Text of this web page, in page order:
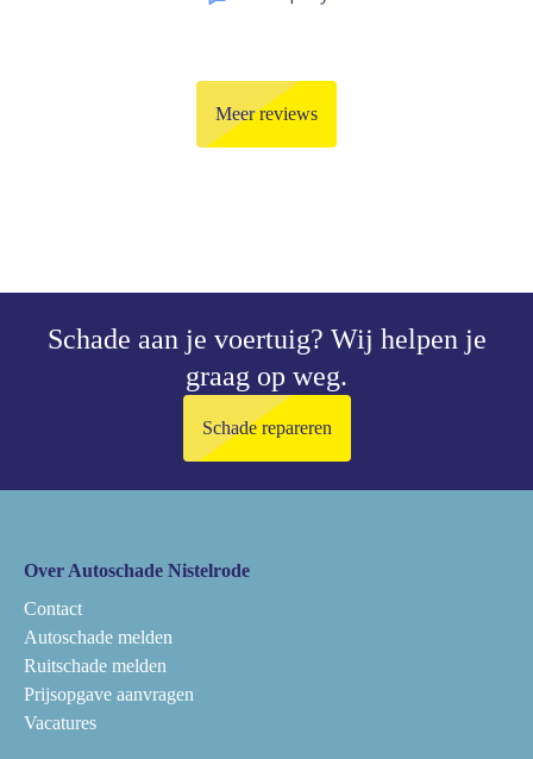
Meer reviews
Schade aan je voertuig? Wij helpen je
graag op weg.
Schade repareren
Over Autoschade Nistelrode
Contact
Autoschade melden
Ruitschade melden
Prijsopgave aanvragen
Vacatures